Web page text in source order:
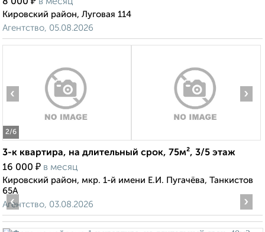
8 000 в месяц
Кировский район, Луговая 114
Агентство, 05.08.2026
2/6
‹ ›
3-к квартира, на длительный срок, 75м², 3/5 этаж
16 000 ₽ в месяц
Кировский район, мкр. 1-й имени Е.И. Пугачёва, Танкистов
65А
Агентство, 03.08.2026
‹ ›